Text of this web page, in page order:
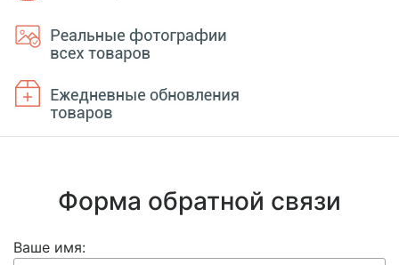
Форма обратной связи
Ваше имя: